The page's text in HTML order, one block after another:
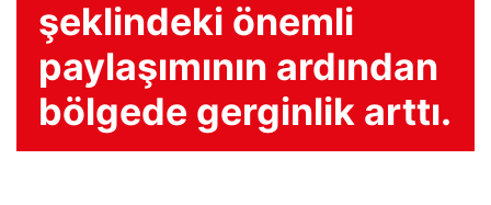
şeklindeki önemli
paylaşımının ardından
bölgede gerginlik arttı.